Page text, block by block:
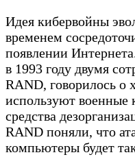
Идея кибервойны
временем
появлении
в 1993 году двумя
RAND, говорилось о
используют военные
средства
RAND поняли, что
компьютеры будет